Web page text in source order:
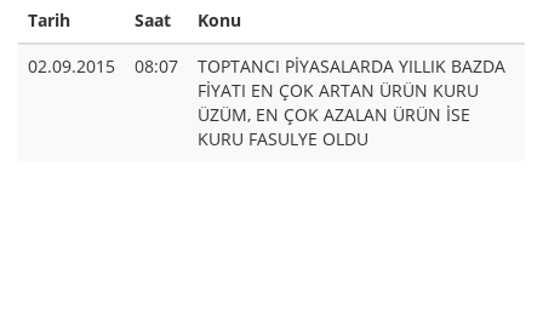
Tarih
Saat
Konu
02.09.2015
08:07
TOPTANCI PİYASALARDA YILLIK BAZDA
FİYATI EN ÇOK ARTAN ÜRÜN KURU
ÜZÜM, EN ÇOK AZALAN ÜRÜN İSE
KURU FASULYE OLDU